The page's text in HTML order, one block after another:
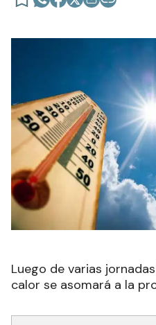
Luego de varias
calor se asomará a la